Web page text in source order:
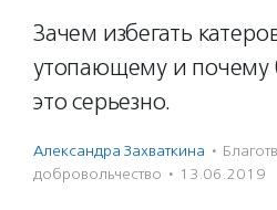
Зачем избегать
утопающему и почему
это серьезно.
Александра Захваткина ·
доброволь­чест­во · 13.06.2019